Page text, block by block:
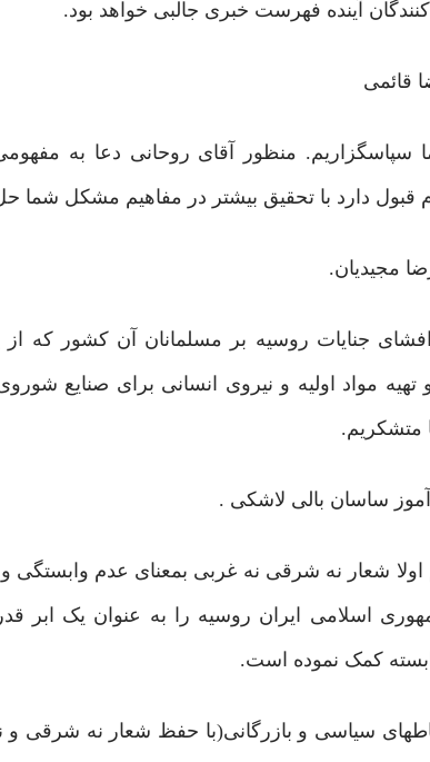
آینده فهرست خبری جالبی خواهد بود.
قائمی
سپاسگزاریم. منظور آقای روحانی دعا به
دارد با تحقیق بیشتر در مفاهیم مشکل شما
مجیدیان.
جنایات روسیه بر مسلمانان آن کشور که
مواد اولیه و نیروی انسانی برای صنایع
متشکریم.
ساسان بالی لاشکی .
اولا شعار نه شرقی نه غربی بمعنای عدم
اسلامی ایران روسیه را به عنوان یک
کمک نموده است.
سیاسی و بازرگانی(با حفظ شعار نه